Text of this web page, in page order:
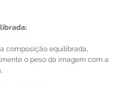
composição equilibrada,
o peso da imagem com a